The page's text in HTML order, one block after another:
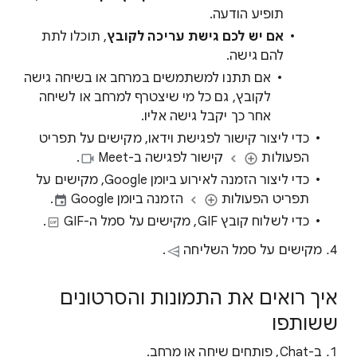
תופיע הודעה.
אם יש לכם גישת עריכה לקובץ, תוכלו לתת
להם גישה.
אם תתנו למשתמשים במרחב או בשיחה גישה
לקובץ, גם כל מי שיצטרף למרחב או לשיחה
אחר כך יקבל גישה אליו.
כדי ליצור קישור לפגישת וידאו, מקישים על תפריט
הפעולות
קישור לפגישה ב-Meet
.
כדי ליצור הזמנה לאירוע ביומן Google, מקישים על
תפריט הפעולות
הזמנה ביומן Google
.
כדי לשלוח קובץ GIF, מקישים על סמל ה-GIF‏
.
מקישים על סמל השליחה
.
איך רואים את התמונות והסרטונים
ששותפו
ב-Chat, פותחים שיחה או מרחב.